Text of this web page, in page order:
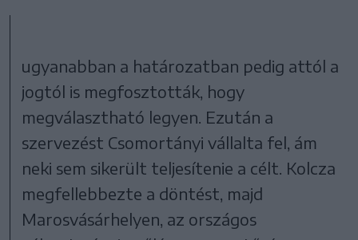
ugyanabban a határozatban pedig attól a
jogtól is megfosztották, hogy
megválasztható legyen. Ezután a
szervezést Csomortányi vállalta fel, ám
neki sem sikerült teljesítenie a célt. Kolcza
megfellebbezte a döntést, majd
Marosvásárhelyen, az országos